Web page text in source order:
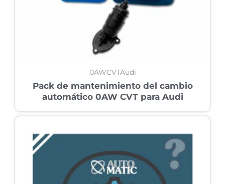
0AWCVTAudi
Pack de mantenimiento del cambio
automático 0AW CVT para Audi